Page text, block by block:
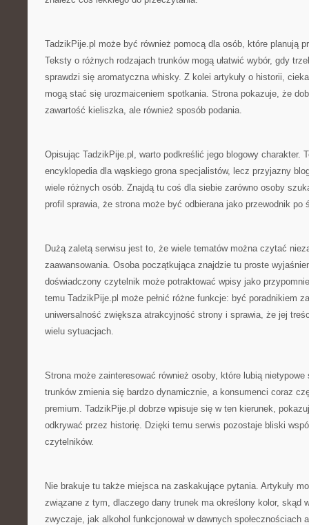
TadzikPije.pl może być również pomocą dla osób, które planują
Teksty o różnych rodzajach trunków mogą ułatwić wybór, gdy
sprawdzi się aromatyczna whisky. Z kolei artykuły o historii,
mogą stać się urozmaiceniem spotkania. Strona pokazuje, że
zawartość kieliszka, ale również sposób podania.
Opisując TadzikPije.pl, warto podkreślić jego blogowy charakter.
encyklopedia dla wąskiego grona specjalistów, lecz przyjazny
wiele różnych osób. Znajdą tu coś dla siebie zarówno osoby
profil sprawia, że strona może być odbierana jako przewodnik po
Dużą zaletą serwisu jest to, że wiele tematów można czytać
zaawansowania. Osoba początkująca znajdzie tu proste
doświadczony czytelnik może potraktować wpisy jako
temu TadzikPije.pl może pełnić różne funkcje: być poradnikiem
uniwersalność zwiększa atrakcyjność strony i sprawia, że jej
wielu sytuacjach.
Strona może zainteresować również osoby, które lubią nietypowe
trunków zmienia się bardzo dynamicznie, a konsumenci coraz
premium. TadzikPije.pl dobrze wpisuje się w ten kierunek,
odkrywać przez historię. Dzięki temu serwis pozostaje bliski
czytelników.
Nie brakuje tu także miejsca na zaskakujące pytania. Artykuły
związane z tym, dlaczego dany trunek ma określony kolor, skąd
zwyczaje, jak alkohol funkcjonował w dawnych społecznościach